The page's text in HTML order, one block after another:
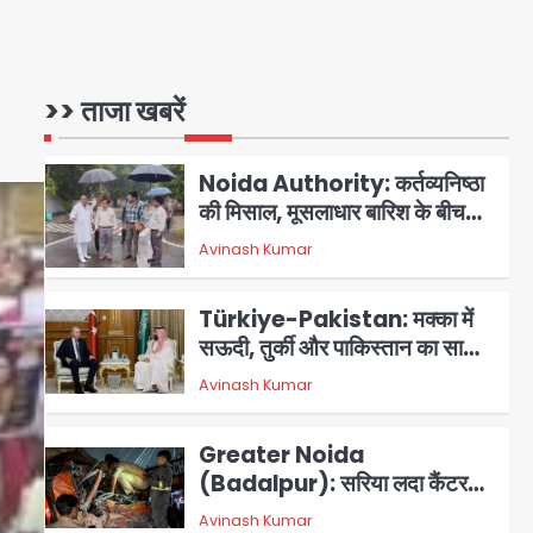
>> ताजा खबरें
2
नोएडा प्राधिकरण ने संभाला मोर्चा,
सेक्टर 105 आरडब्ल्यूए ने जताया
आभार
Avinash Kumar
3
Türkiye-Pakistan: मक्का में
सऊदी, तुर्की और पाकिस्तान का साझा
रक्षा समझौता, जानें इसके मायने
Avinash Kumar
4
Greater Noida
(Badalpur): सरिया लदा कैंटर
अनियंत्रित होकर घुसा किराना दुकान
Avinash Kumar
DC Movie Review: लोकेश
कनगराज की एक्टिंग डेब्यू फिल्म